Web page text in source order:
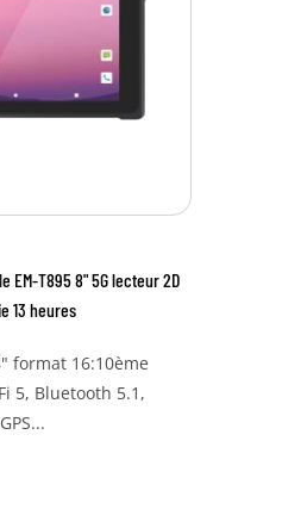
EM-T895 8" 5G lecteur 2D
13 heures
format 16:10ème
5, Bluetooth 5.1,